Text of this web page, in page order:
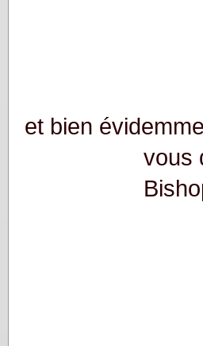
et bien
vous